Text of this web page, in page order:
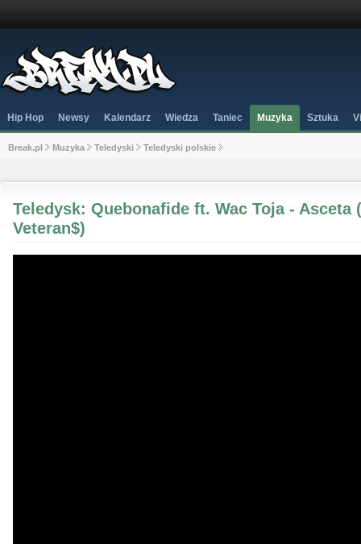
Hip Hop Newsy Kalendarz Wiedza Taniec Muzyka Sztuka
Break.pl Muzyka Teledyski Teledyski polskie
Teledysk: Quebonafide ft. Wac Toja - Asceta
Veteran$)